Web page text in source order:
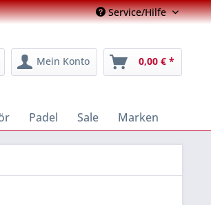
Service/Hilfe
Mein Konto 0,00 € *
Padel Sale Marken